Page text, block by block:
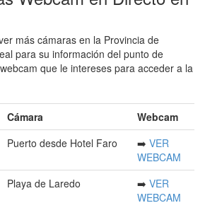
más cámaras en la Provincia de
para su información del punto de
que le intereses para acceder a la
Cámara
Webcam
Puerto desde Hotel Faro ➡️ VER
WEBCAM
Playa de Laredo ➡️ VER
WEBCAM